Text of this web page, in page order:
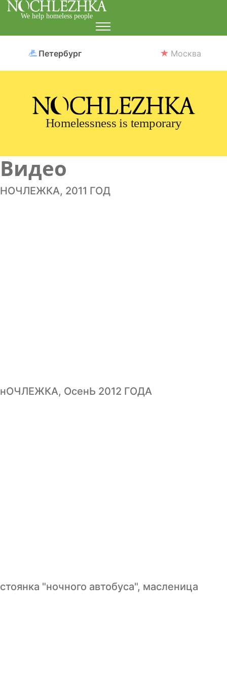
We help homeless people
Петербург Москва
Homelessness is temporary
Видео
НОЧЛЕЖКА, 2011 ГОД
нОЧЛЕЖКА, ОсенЬ 2012 ГОДА
стоянка "ночного автобуса", масленица